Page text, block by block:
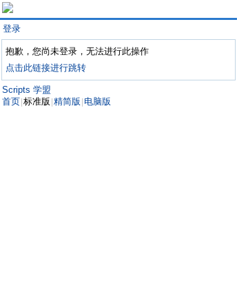
登录
抱歉，您尚未登录，无法进行此操作
点击此链接进行跳转
Scripts 学盟
首页 标准版 精简版 电脑版